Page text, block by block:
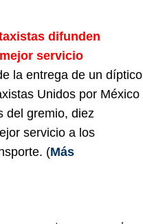
difunden
servicio
la entrega de un díptico
Unidos por México
del gremio, diez
servicio a los
(Más